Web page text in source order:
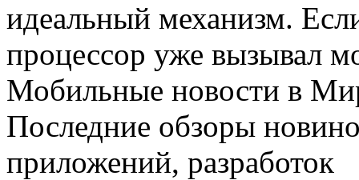
идеальный механизм.
процессор уже вызывал
Мобильные новости в
Последние обзоры
приложений, разработок